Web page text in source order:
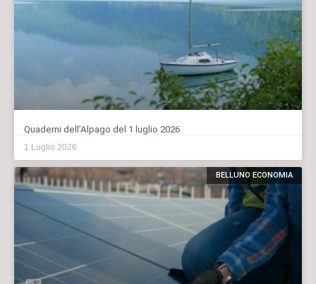
Quaderni dell’Alpago del 1 luglio 2026
1 Luglio 2026
BELLUNO ECONOMIA